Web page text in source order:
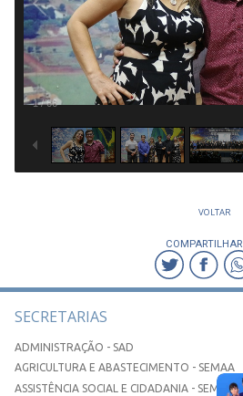
1/66
VOLTAR
COMPARTILHAR
SECRETARIAS
ADMINISTRAÇÃO - SAD
AGRICULTURA E ABASTECIMENTO - SEMAA
ASSISTÊNCIA SOCIAL E CIDADANIA - SEMASC